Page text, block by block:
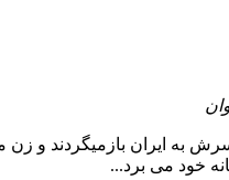
به ایران بازمیگردند و زن
خود می برد...